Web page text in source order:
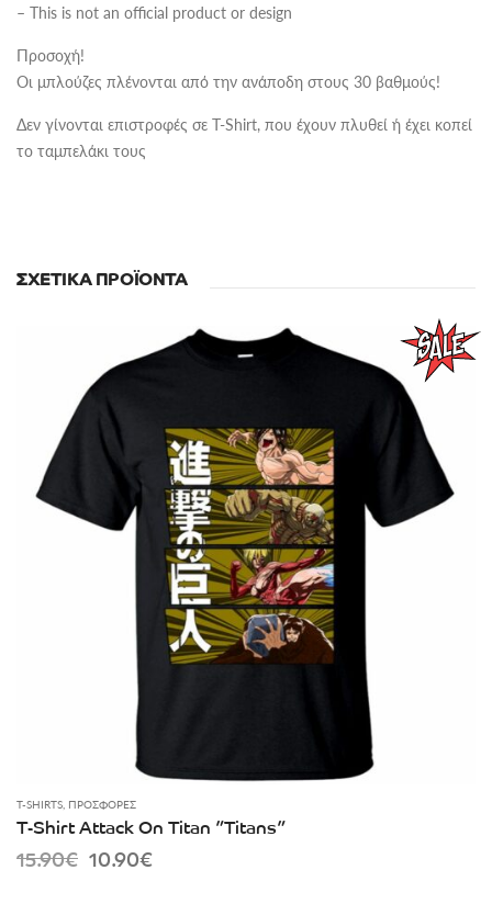
– This is not an official product or design
Προσοχή!
Οι μπλούζες πλένονται από την ανάποδη στους 30 βαθμούς!
Δεν γίνονται επιστροφές σε T-Shirt, που έχουν πλυθεί ή έχει κοπεί
το ταμπελάκι τους
ΣΧΕΤΙΚΆ ΠΡΟΪΌΝΤΑ
T-SHIRTS, ΠΡΟΣΦΟΡΈΣ
T-Shirt Attack On Titan ”Titans”
15.90€ Original
10.90€Current